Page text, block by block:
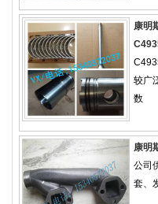
康明
较广
数
康明
公司
套、